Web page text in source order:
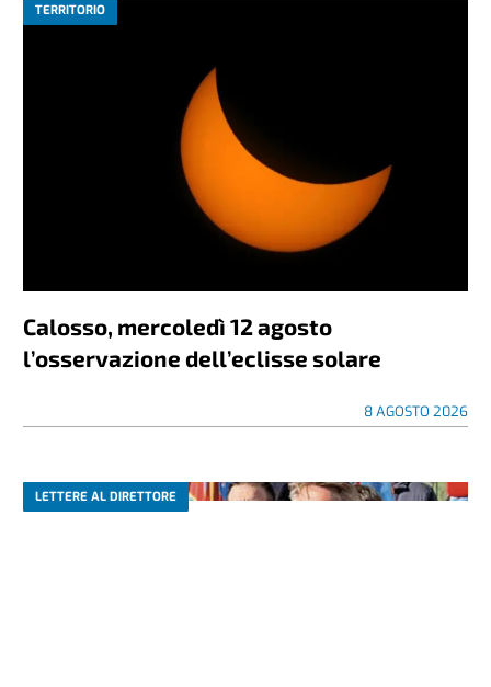
TERRITORIO
Calosso, mercoledì 12 agosto
l’osservazione dell’eclisse solare
8 AGOSTO 2026
LETTERE AL DIRETTORE